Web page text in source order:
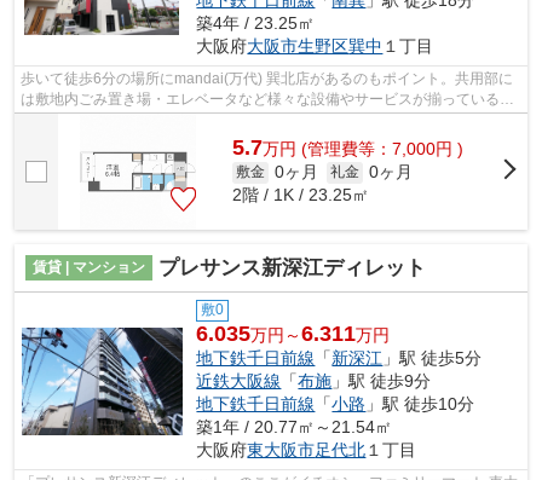
築4年 / 23.25㎡
大阪府大阪市生野区巽中 １丁目
歩いて徒歩6分の場所にmandai(万代) 巽北店があるのもポイント。共用部に
は敷地内ごみ置き場・エレベータなど様々な設備やサービスが揃っているの
で便利です。こちらの物件はマンショ...
5.7万円 (管理費等：7,000円 )
敷金 0ヶ月 礼金 0ヶ月
2階 / 1K / 23.25㎡
賃貸 | マンション プレサンス新深江ディレット
敷0
6.035万円～6.311万円
地下鉄千日前線 「新深江 」駅 徒歩5分
近鉄大阪線 「布施 」駅 徒歩9分
地下鉄千日前線 「小路 」駅 徒歩10分
築1年 / 20.77㎡～21.54㎡
大阪府東大阪市足代北１丁目